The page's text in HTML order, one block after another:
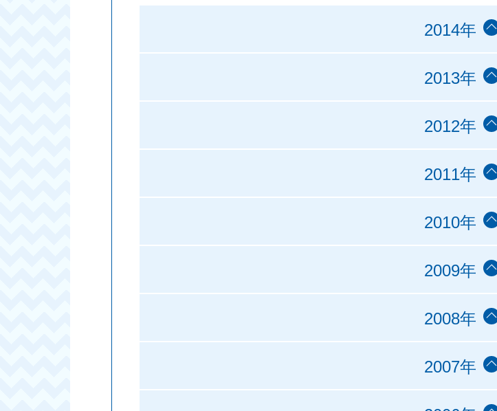
2014年
2013年
2012年
2011年
2010年
2009年
2008年
2007年